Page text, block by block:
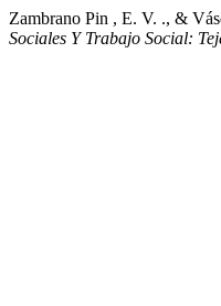
Zambrano Pin , E. V. ., &
Sociales Y Trabajo Social: